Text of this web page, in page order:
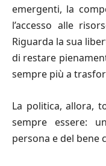
emergenti, la
l’accesso alle
Riguarda la sua
di restare
sempre più a
La politica, allora,
sempre essere:
persona e del bene